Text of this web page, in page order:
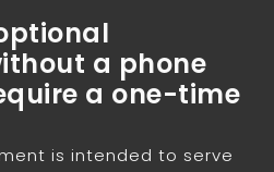
a phone
a one-time
is intended to serve